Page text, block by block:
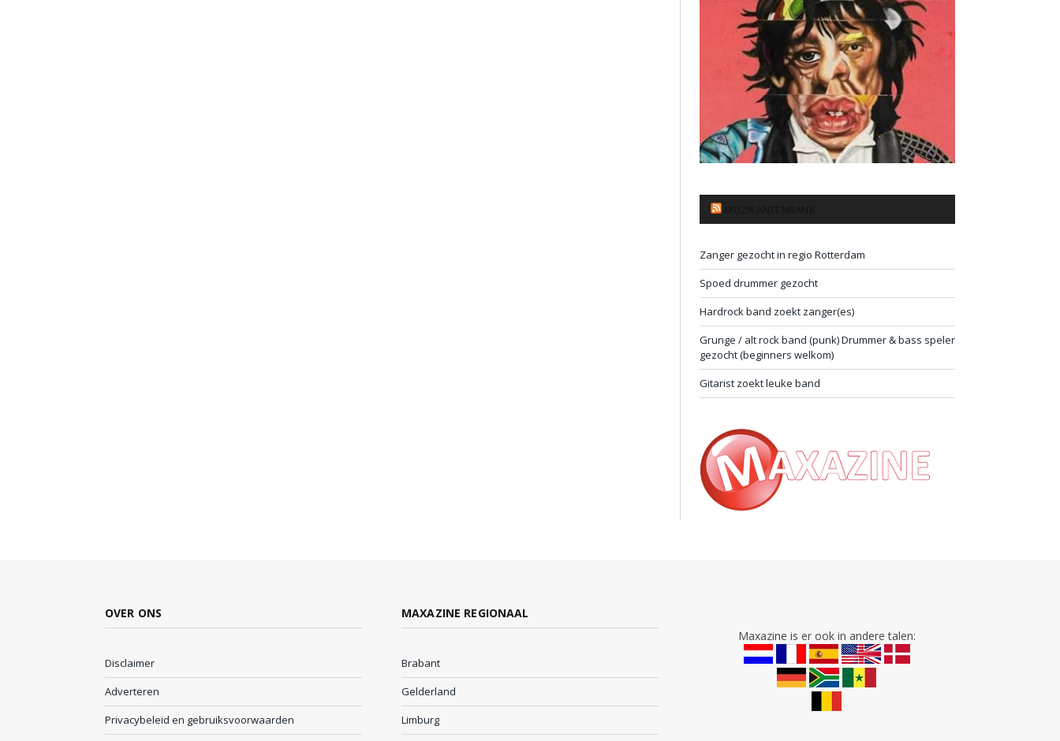
Zanger gezocht in regio Rotterdam
Spoed drummer gezocht
Hardrock band zoekt zanger(es)
Grunge / alt rock band (punk) Drummer & bass speler
gezocht (beginners welkom)
Gitarist zoekt leuke band
OVER ONS
Disclaimer
Adverteren
Privacybeleid en gebruiksvoorwaarden
MAXAZINE REGIONAAL
Brabant
Gelderland
Limburg
Maxazine is er ook in andere talen: